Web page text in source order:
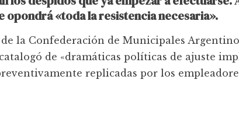
opondrá «toda la resistencia necesaria».
la Confederación de Municipales
de «dramáticas políticas de ajuste
replicadas por los